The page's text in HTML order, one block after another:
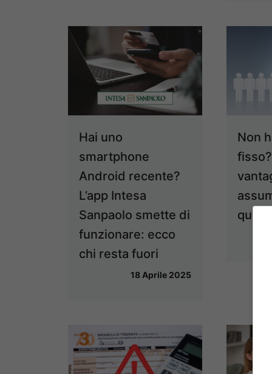
Hai uno
smartphone
Android recente?
L’app Intesa
Sanpaolo smette di
funzionare: ecco
chi resta fuori
18 Aprile 2025
Non